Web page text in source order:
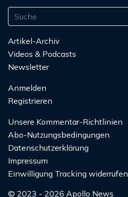
Artikel-Archiv
Videos & Podcasts
Newsletter
Anmelden
Registrieren
Unsere Kommentar-Richtlinien
Abo-Nutzungsbedingungen
Datenschutzerklärung
Impressum
Einwilligung Tracking widerrufen
© 2023 - 2026 Apollo News